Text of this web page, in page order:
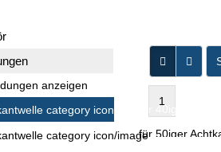
1
anzeigen
für 40iger
für 50iger